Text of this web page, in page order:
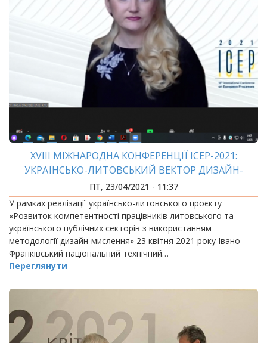
XVIII МІЖНАРОДНА КОНФЕРЕНЦІЇ ICEP-2021:
УКРАЇНСЬКО-ЛИТОВСЬКИЙ ВЕКТОР ДИЗАЙН-
МИСЛЕННЯ
ПТ, 23/04/2021 - 11:37
У рамках реалізації українсько-литовського проєкту
«Розвиток компетентності працівників литовського та
українського публічних секторів з використанням
методології дизайн-мислення» 23 квітня 2021 року Івано-
Франківський національний технічний…
Переглянути